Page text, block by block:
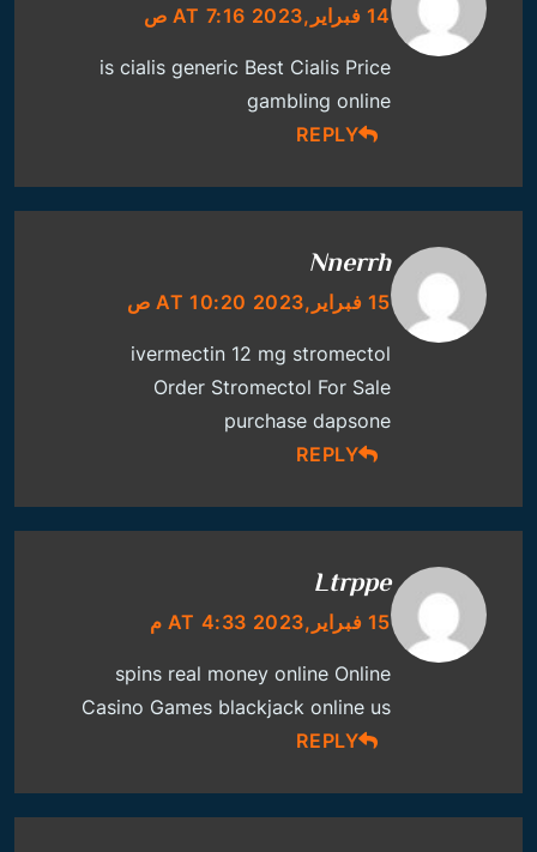
14 فبراير,2023 AT 7:16 ص
is cialis generic Best Cialis Price
gambling online
REPLY
Nnerrh
15 فبراير,2023 AT 10:20 ص
ivermectin 12 mg stromectol
Order Stromectol For Sale
purchase dapsone
REPLY
Ltrppe
15 فبراير,2023 AT 4:33 م
spins real money online Online
Casino Games blackjack online us
REPLY